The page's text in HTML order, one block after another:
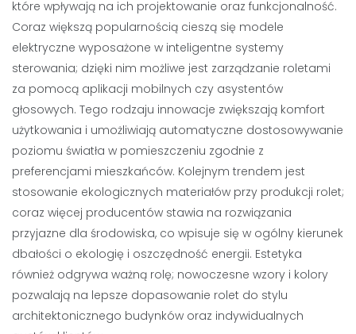
które wpływają na ich projektowanie oraz funkcjonalność.
Coraz większą popularnością cieszą się modele
elektryczne wyposażone w inteligentne systemy
sterowania; dzięki nim możliwe jest zarządzanie roletami
za pomocą aplikacji mobilnych czy asystentów
głosowych. Tego rodzaju innowacje zwiększają komfort
użytkowania i umożliwiają automatyczne dostosowywanie
poziomu światła w pomieszczeniu zgodnie z
preferencjami mieszkańców. Kolejnym trendem jest
stosowanie ekologicznych materiałów przy produkcji rolet;
coraz więcej producentów stawia na rozwiązania
przyjazne dla środowiska, co wpisuje się w ogólny kierunek
dbałości o ekologię i oszczędność energii. Estetyka
również odgrywa ważną rolę; nowoczesne wzory i kolory
pozwalają na lepsze dopasowanie rolet do stylu
architektonicznego budynków oraz indywidualnych